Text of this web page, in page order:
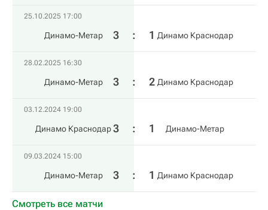
25.10.2025 17:00
Динамо-Метар 3 : 1 Динамо Краснодар
28.02.2025 16:30
Динамо-Метар 3 : 2 Динамо Краснодар
03.12.2024 19:00
Динамо Краснодар3 : 1 Динамо-Метар
09.03.2024 15:00
Динамо-Метар 3 : 1 Динамо Краснодар
Смотреть все матчи